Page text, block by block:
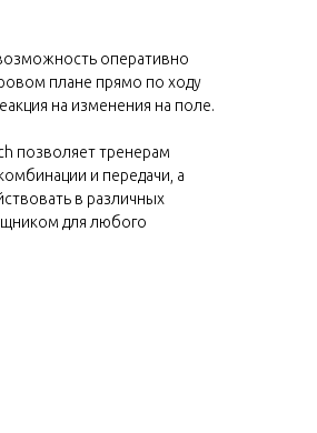
оперативно
плане прямо по ходу
на изменения на поле.
позволяет тренерам
и передачи, а
в различных
для любого